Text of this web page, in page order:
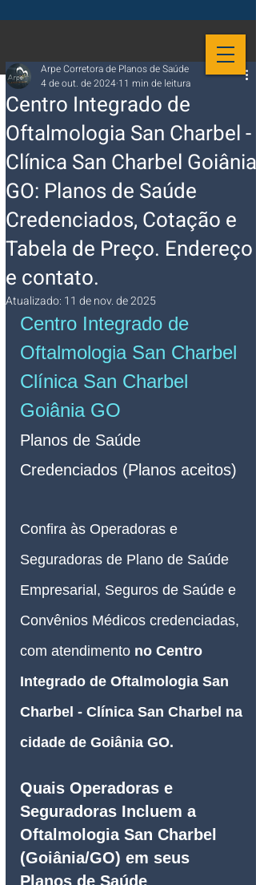
Centro Integrado de
Oftalmologia San Charbel -
Clínica San Charbel Goiânia
GO: Planos de Saúde
Credenciados, Cotação e
Tabela de Preço. Endereço
e contato.
Arpe Corretora de Planos de Saúde
4 de out. de 2024 11 min de leitura
Atualizado: 11 de nov. de 2025
Centro Integrado de
Oftalmologia San Charbel
Clínica San Charbel
Goiânia GO
Planos de Saúde
Credenciados (Planos aceitos)
Confira às Operadoras e
Seguradoras de Plano de Saúde
Empresarial, Seguros de Saúde e
Convênios Médicos credenciadas,
com atendimento no Centro
Integrado de Oftalmologia San
Charbel - Clínica San Charbel na
cidade de Goiânia GO.
Quais Operadoras e
Seguradoras Incluem a
Oftalmologia San Charbel
(Goiânia/GO) em seus
Planos de Saúde